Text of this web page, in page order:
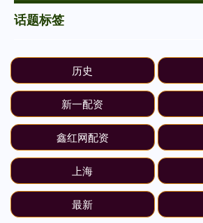
话题标签
历史
新一配资
鑫红网配资
上海
最新